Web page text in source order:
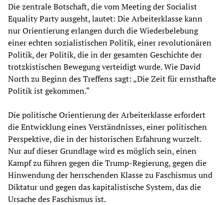
Die zentrale Botschaft, die vom Meeting der Socialist
Equality Party ausgeht, lautet: Die Arbeiterklasse kann
nur Orientierung erlangen durch die Wiederbelebung
einer echten sozialistischen Politik, einer revolutionären
Politik, der Politik, die in der gesamten Geschichte der
trotzkistischen Bewegung verteidigt wurde. Wie David
North zu Beginn des Treffens sagt: „Die Zeit für ernsthafte
Politik ist gekommen.“
Die politische Orientierung der Arbeiterklasse erfordert
die Entwicklung eines Verständnisses, einer politischen
Perspektive, die in der historischen Erfahrung wurzelt.
Nur auf dieser Grundlage wird es möglich sein, einen
Kampf zu führen gegen die Trump-Regierung, gegen die
Hinwendung der herrschenden Klasse zu Faschismus und
Diktatur und gegen das kapitalistische System, das die
Ursache des Faschismus ist.